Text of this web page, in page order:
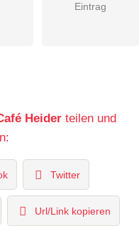
Eintrag
Heider teilen und
Twitter
Url/Link kopieren